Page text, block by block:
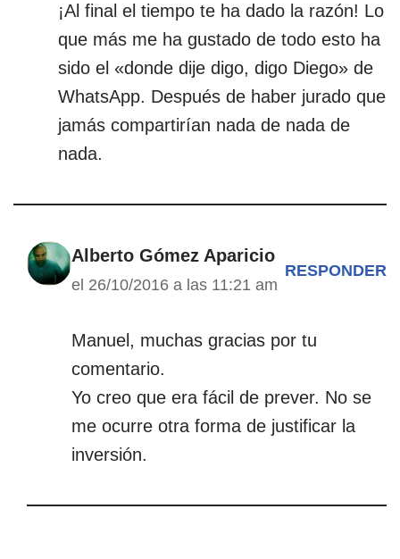
¡Al final el tiempo te ha dado la razón! Lo
que más me ha gustado de todo esto ha
sido el «donde dije digo, digo Diego» de
WhatsApp. Después de haber jurado que
jamás compartirían nada de nada de
nada.
Alberto Gómez Aparicio
el 26/10/2016 a las 11:21 am
RESPONDER
Manuel, muchas gracias por tu
comentario.
Yo creo que era fácil de prever. No se
me ocurre otra forma de justificar la
inversión.